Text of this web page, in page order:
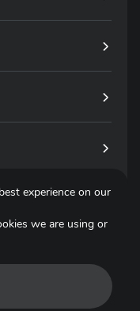
experience on our
we are using or